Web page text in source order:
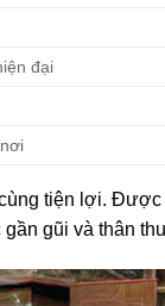
đại
tiện lợi.
gũi và thân